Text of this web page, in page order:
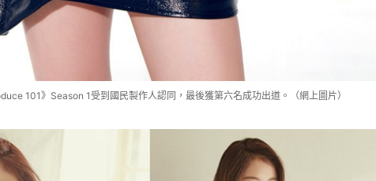
101》Season 1受到國民製作人認同，最後獲第六名成功出道。（網上圖片）